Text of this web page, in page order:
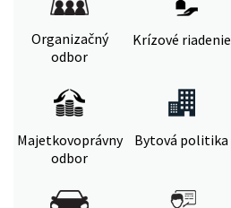
Organizačný
odbor
Krízové riadenie
Majetkovoprávny
odbor
Bytová politika